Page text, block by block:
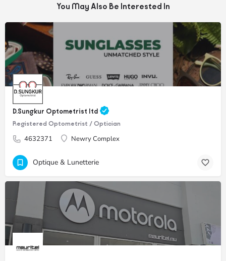
You May Also Be Interested In
D.Sungkur Optometrist ltd
Registered Optometrist / Optician
4632371 Newry Complex
Optique & Lunetterie